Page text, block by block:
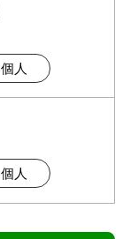
個人
個人